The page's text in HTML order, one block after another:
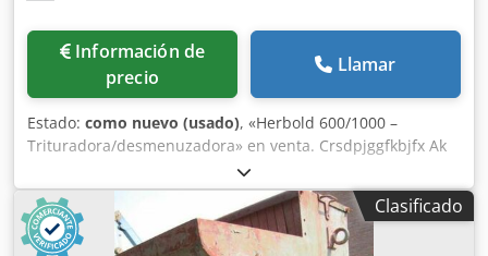
Información de
precio
Llamar
Estado: como nuevo (usado), «Herbold 600/1000 –
Trituradora/desmenuzadora» en venta. Crsdpjggfkbjfx Ak
Aof También ofrecemos diversos modelos de otros
fabricantes, como Pallmann y Lindner. Consulte nuestro
catálogo completo en nuestra página web. Fabricante:
Herbold Modelo: 600/1000 Equipado con motor de 55 kW.
Clasificado